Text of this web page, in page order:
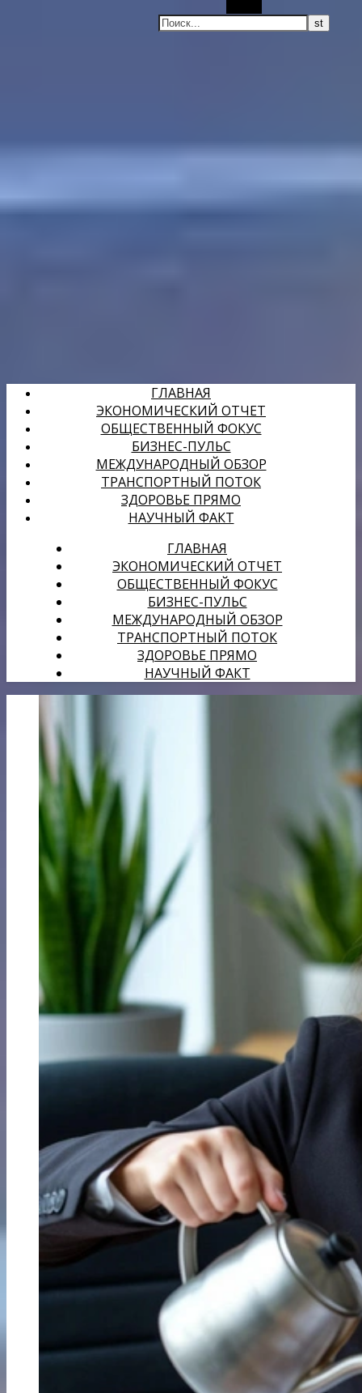
ГЛАВНАЯ
ЭКОНОМИЧЕСКИЙ ОТЧЕТ
ОБЩЕСТВЕННЫЙ ФОКУС
БИЗНЕС-ПУЛЬС
МЕЖДУНАРОДНЫЙ ОБЗОР
ТРАНСПОРТНЫЙ ПОТОК
ЗДОРОВЬЕ ПРЯМО
НАУЧНЫЙ ФАКТ
ГЛАВНАЯ
ЭКОНОМИЧЕСКИЙ ОТЧЕТ
ОБЩЕСТВЕННЫЙ ФОКУС
БИЗНЕС-ПУЛЬС
МЕЖДУНАРОДНЫЙ ОБЗОР
ТРАНСПОРТНЫЙ ПОТОК
ЗДОРОВЬЕ ПРЯМО
НАУЧНЫЙ ФАКТ